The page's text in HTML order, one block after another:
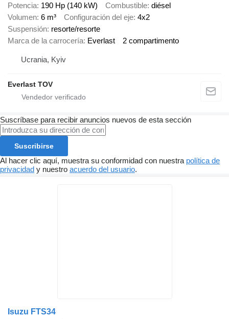
Potencia 190 Hp (140 kW) Combustible diésel
Volumen 6 m³ Configuración del eje 4x2
Suspensión resorte/resorte
Marca de la carrocería Everlast 2 compartimento
Ucrania, Kyiv
Everlast TOV
Suscríbase para recibir anuncios nuevos de esta sección
Suscribirse
Al hacer clic aquí, muestra su conformidad con nuestra política de
privacidad y nuestro acuerdo del usuario.
Isuzu FTS34